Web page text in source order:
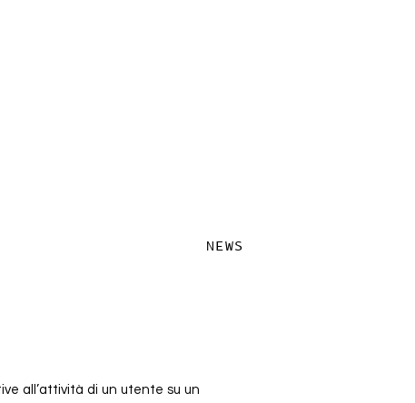
NEWS
all’attività di un utente su un